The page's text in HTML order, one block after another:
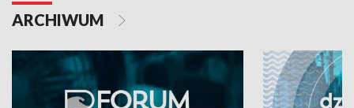
ARCHIWUM